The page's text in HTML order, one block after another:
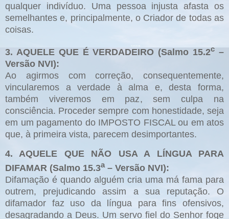
qualquer indivíduo. Uma pessoa injusta afasta os
semelhantes e, principalmente, o Criador de todas as
coisas.
3. AQUELE QUE É VERDADEIRO (Salmo 15.2c –
Versão NVI):
Ao agirmos com correção, consequentemente,
vincularemos a verdade à alma e, desta forma,
também viveremos em paz, sem culpa na
consciência. Proceder sempre com honestidade, seja
em um pagamento do IMPOSTO FISCAL ou em atos
que, à primeira vista, parecem desimportantes.
4. AQUELE QUE NÃO USA A LÍNGUA PARA
DIFAMAR (Salmo 15.3a– Versão NVI):
Difamação é quando alguém cria uma má fama para
outrem, prejudicando assim a sua reputação. O
difamador faz uso da língua para fins ofensivos,
desagradando a Deus. Um servo fiel do Senhor foge